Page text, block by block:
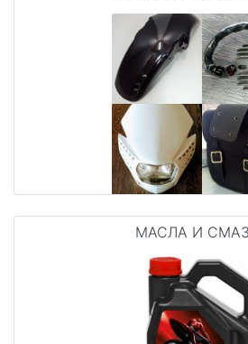
МАСЛА И